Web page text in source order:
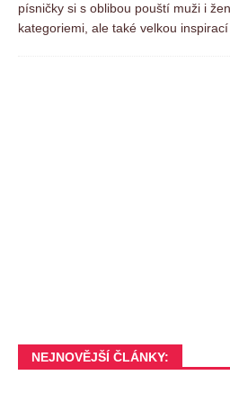
písničky si s oblibou pouští muži i
kategoriemi, ale také velkou inspirací
NEJNOVĚJŠÍ ČLÁNKY: